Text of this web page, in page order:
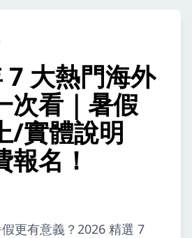
7 大熱門海外
次看｜暑假
/實體說明
名！
更有意義？2026 精選 7